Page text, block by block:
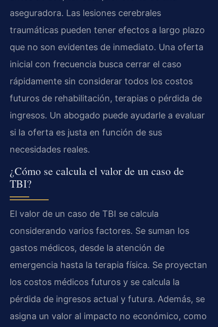
aseguradora. Las lesiones cerebrales
traumáticas pueden tener efectos a largo plazo
que no son evidentes de inmediato. Una oferta
inicial con frecuencia busca cerrar el caso
rápidamente sin considerar todos los costos
futuros de rehabilitación, terapias o pérdida de
ingresos. Un abogado puede ayudarle a evaluar
si la oferta es justa en función de sus
necesidades reales.
¿Cómo se calcula el valor de un caso de
TBI?
El valor de un caso de TBI se calcula
considerando varios factores. Se suman los
gastos médicos, desde la atención de
emergencia hasta la terapia física. Se proyectan
los costos médicos futuros y se calcula la
pérdida de ingresos actual y futura. Además, se
asigna un valor al impacto no económico, como